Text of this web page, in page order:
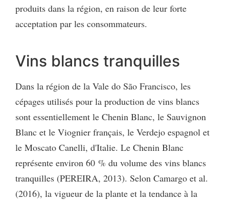
produits dans la région, en raison de leur forte
acceptation par les consommateurs.
Vins blancs tranquilles
Dans la région de la Vale do São Francisco, les
cépages utilisés pour la production de vins blancs
sont essentiellement le Chenin Blanc, le Sauvignon
Blanc et le Viognier français, le Verdejo espagnol et
le Moscato Canelli, d'Italie. Le Chenin Blanc
représente environ 60 % du volume des vins blancs
tranquilles (PEREIRA, 2013). Selon Camargo et al.
(2016), la vigueur de la plante et la tendance à la